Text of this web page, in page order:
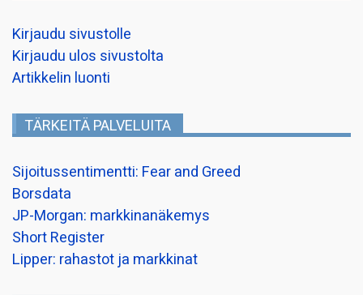
Kirjaudu sivustolle
Kirjaudu ulos sivustolta
Artikkelin luonti
TÄRKEITÄ PALVELUITA
Sijoitussentimentti: Fear and Greed
Borsdata
JP-Morgan: markkinanäkemys
Short Register
Lipper: rahastot ja markkinat